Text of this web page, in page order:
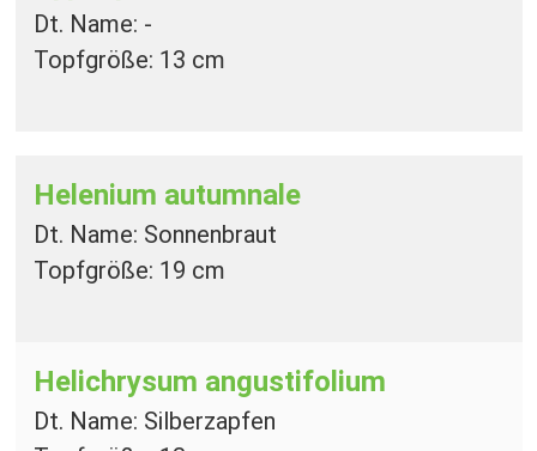
Dt. Name: -
Topfgröße: 13 cm
Helenium autumnale
Dt. Name: Sonnenbraut
Topfgröße: 19 cm
Helichrysum angustifolium
Dt. Name: Silberzapfen